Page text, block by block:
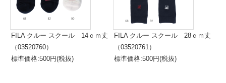
FILA クルー スクール 14ｃｍ丈
（03520760）
標準価格:500円(税抜)
FILA クルー スクール 28ｃｍ丈
（03520761）
標準価格:500円(税抜)